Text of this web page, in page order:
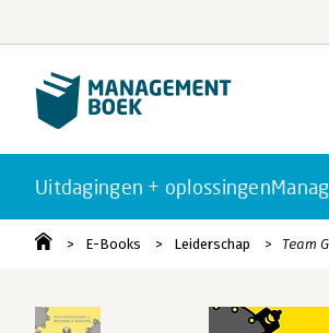
Uitdagingen + oplossingen
E-Books Leiderschap Team